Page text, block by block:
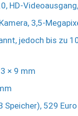
HD-
3,5-
jedoch bis zu
× 9 mm
Speicher), 529